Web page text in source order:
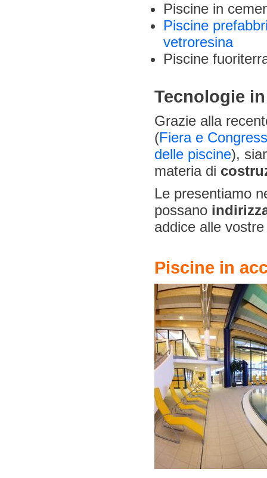
Piscine in
Piscine
vetroresina
Piscine
Tecnologie
Grazie alla
(Fiera e
delle piscine),
materia di
Le presentiamo
possano
addice alle
Piscine in